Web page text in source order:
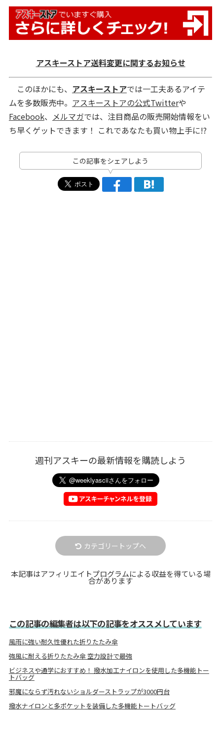
アスキーストア送料変更に関するお知らせ
このほかにも、 アスキーストアでは一工夫あるアイテ
ムを多数販売中。 アスキーストアの公式Twitterや
Facebook、 メルマガでは、注目商品の販売開始情報をい
ち早くゲットできます！ これであなたも買い物上手に!?
この記事をシェアしよう
週刊アスキーの最新情報を購読しよう
カテゴリートップへ
本記事はアフィリエイトプログラムによる収益を得ている場
合があります
この記事の編集者は以下の記事をオススメしています
風雨に強い耐久性優れた折りたたみ傘
強風に耐える折りたたみ傘 空力設計で最強
ビジネスや通学におすすめ！ 撥水加工ナイロンを使用した多機能トー
トバッグ
邪魔にならず汚れないショルダーストラップが3000円台
撥水ナイロンと多ポケットを装備した多機能トートバッグ